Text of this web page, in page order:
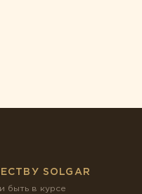
SOLGAR
быть в курсе